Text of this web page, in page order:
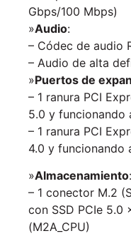
Gbps/100 Mbps)
»Audio:
– Códec de audio
– Audio de alta
»Puertos de
– 1 ranura PCI
5.0 y funcionando
– 1 ranura PCI
4.0 y funcionando
»Almacenamiento:
– 1 conector M.2
con SSD PCIe
(M2A_CPU)